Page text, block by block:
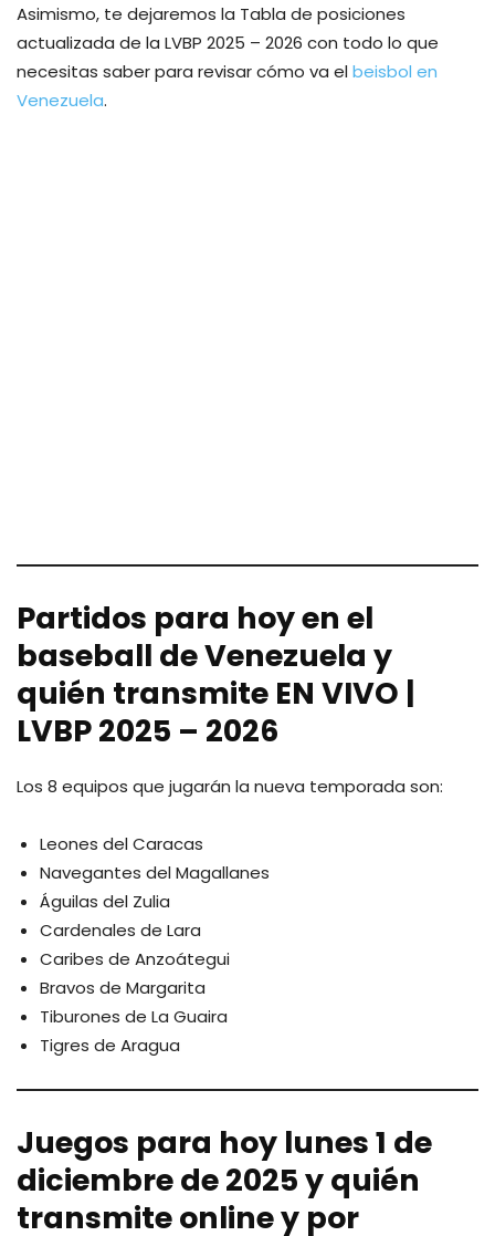
Asimismo, te dejaremos la Tabla de posiciones
actualizada de la LVBP 2025 – 2026 con todo lo que
necesitas saber para revisar cómo va elbeisbol en
Venezuela.
Partidos para hoy en el
baseball de Venezuela y
quién transmite EN VIVO |
LVBP 2025 – 2026
Los 8 equipos que jugarán la nueva temporada son:
Leones del Caracas
Navegantes del Magallanes
Águilas del Zulia
Cardenales de Lara
Caribes de Anzoátegui
Bravos de Margarita
Tiburones de La Guaira
Tigres de Aragua
Juegos para hoy lunes 1 de
diciembre de 2025 y quién
transmite online y por